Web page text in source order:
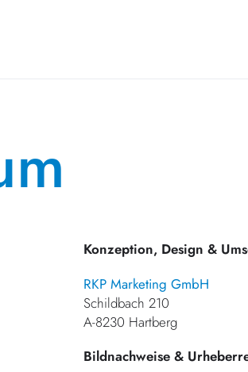
Konzeption, Design &
RKP Marketing GmbH
Schildbach 210
A-8230 Hartberg
Bildnachweise &